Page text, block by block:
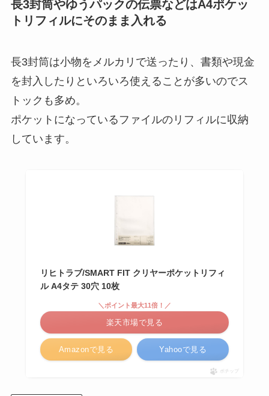
長3封筒やゆうパックの伝票などはA4ポケッ
トリフィルにそのまま入れる
長3封筒は小物をメルカリで送ったり、書類や現金
を封入したりといろいろ使えることが多いのでス
トックも多め。
ポケットになっているファイルのリフィルに収納
しています。
リヒトラブ/SMART FIT クリヤーポケットリフィ
ル A4タテ 30穴 10枚
Amazonで見る
＼ポイント最大11倍！／
楽天市場で見る
Yahooで見る
ポチップ